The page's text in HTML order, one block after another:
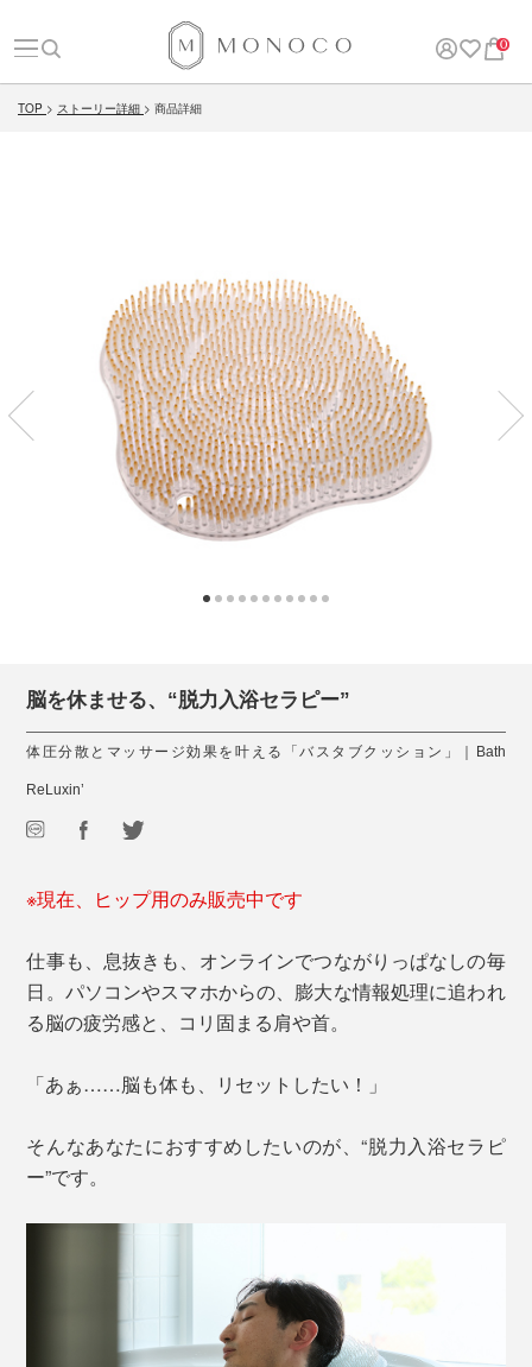
0
TOP ストーリー詳細 商品詳細
脳を休ませる、“脱力入浴セラピー”
体圧分散とマッサージ効果を叶える「バスタブクッション」｜Bath
ReLuxin’
※現在、ヒップ用のみ販売中です
仕事も、息抜きも、オンラインでつながりっぱなしの毎
日。パソコンやスマホからの、膨大な情報処理に追われ
る脳の疲労感と、コリ固まる肩や首。
「あぁ……脳も体も、リセットしたい！」
そんなあなたにおすすめしたいのが、“脱力入浴セラピ
ー”です。